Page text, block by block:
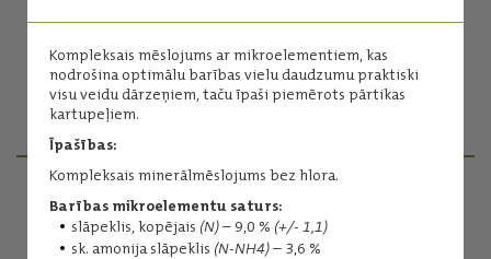
Kompleksais mēslojums ar mikroelementiem, kas
nodrošina optimālu barības vielu daudzumu praktiski
visu veidu dārzeņiem, taču īpaši piemērots pārtikas
kartupeļiem.
Īpašības:
Kompleksais minerālmēslojums bez hlora.
Barības mikroelementu saturs:
slāpeklis, kopējais (N)– 9,0 % (+/- 1,1)
sk. amonija slāpeklis (N-NH4)– 3,6 %
NPK:12-11-18
Veids:granulas
PRODUKTU MENEDŽERI